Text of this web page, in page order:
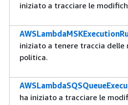
iniziato a tracciare le
iniziato a tenere traccia delle
politica.
ha iniziato a tracciare le